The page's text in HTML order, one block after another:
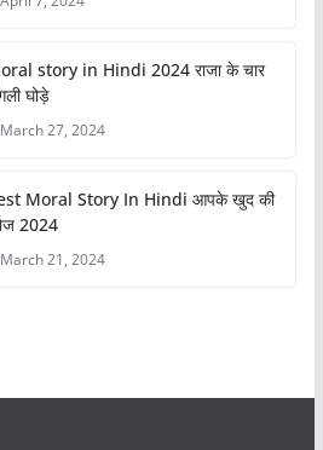
story in Hindi 2024 राजा के चार
घोड़े
March 27, 2024
Moral Story In Hindi आपके खुद की
2024
March 21, 2024